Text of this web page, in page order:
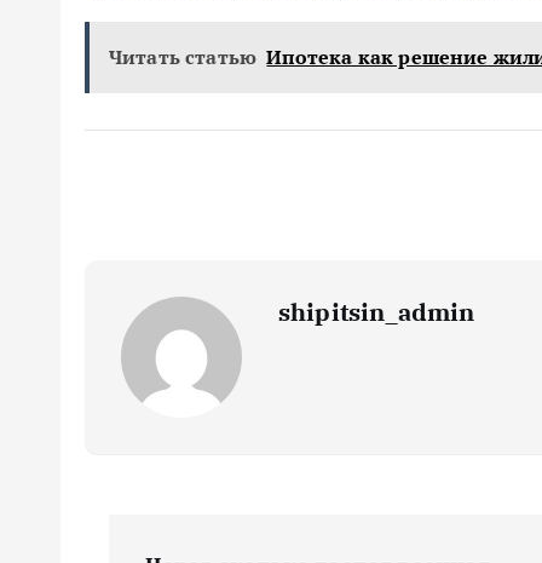
Читать статью Ипотека как решение
shipitsin_admin
Н